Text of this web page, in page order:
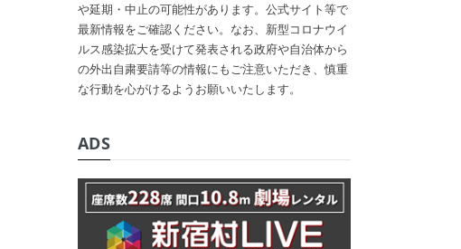
や延期・中止の可能性があります。公式サイト等で
最新情報をご確認ください。なお、新型コロナウイ
ルス感染拡大を受けて発表される政府や自治体から
の外出自粛要請等の情報にもご注意いただき、慎重
な行動を心がけるようお願いいたします。
ADS